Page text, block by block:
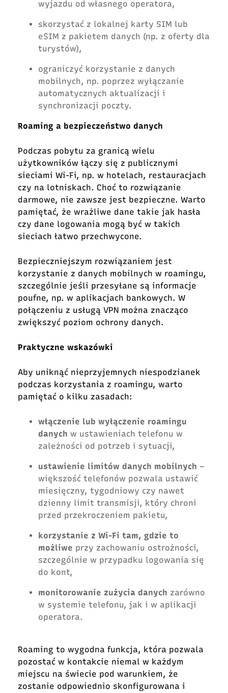
wyjazdu od własnego operatora,
skorzystać z lokalnej karty SIM lub
eSIM z pakietem danych (np. z oferty dla
turystów),
ograniczyć korzystanie z danych
mobilnych, np. poprzez wyłączanie
automatycznych aktualizacji i
synchronizacji poczty.
Roaming a bezpieczeństwo danych
Podczas pobytu za granicą wielu
użytkowników łączy się z publicznymi
sieciami Wi-Fi, np. w hotelach, restauracjach
czy na lotniskach. Choć to rozwiązanie
darmowe, nie zawsze jest bezpieczne. Warto
pamiętać, że wrażliwe dane takie jak hasła
czy dane logowania mogą być w takich
sieciach łatwo przechwycone.
Bezpieczniejszym rozwiązaniem jest
korzystanie z danych mobilnych w roamingu,
szczególnie jeśli przesyłane są informacje
poufne, np. w aplikacjach bankowych. W
połączeniu z usługą VPN można znacząco
zwiększyć poziom ochrony danych.
Praktyczne wskazówki
Aby uniknąć nieprzyjemnych niespodzianek
podczas korzystania z roamingu, warto
pamiętać o kilku zasadach:
włączenie lub wyłączenie roamingu
danych w ustawieniach telefonu w
zależności od potrzeb i sytuacji,
ustawienie limitów danych mobilnych –
większość telefonów pozwala ustawić
miesięczny, tygodniowy czy nawet
dzienny limit transmisji, który chroni
przed przekroczeniem pakietu,
korzystanie z Wi-Fi tam, gdzie to
możliwe przy zachowaniu ostrożności,
szczególnie w przypadku logowania się
do kont,
monitorowanie zużycia danych zarówno
w systemie telefonu, jak i w aplikacji
operatora.
Roaming to wygodna funkcja, która pozwala
pozostać w kontakcie niemal w każdym
miejscu na świecie pod warunkiem, że
zostanie odpowiednio skonfigurowana i